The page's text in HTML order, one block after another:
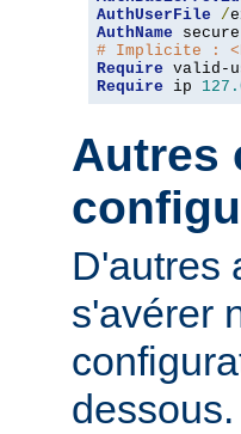
AuthUserFile
/
AuthName
# Implicite :
Require
Require ip
Autres
D'autres
s'avérer
dessous.